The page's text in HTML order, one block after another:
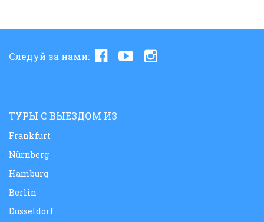
Следуй за нами:
ТУРЫ С ВЫЕЗДОМ ИЗ
Frankfurt
Nürnberg
Hamburg
Berlin
Düsseldorf